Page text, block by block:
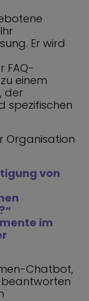
Er wird
FAQ-
einem
der
spezifischen
Organisation
von
im
Chatbot,